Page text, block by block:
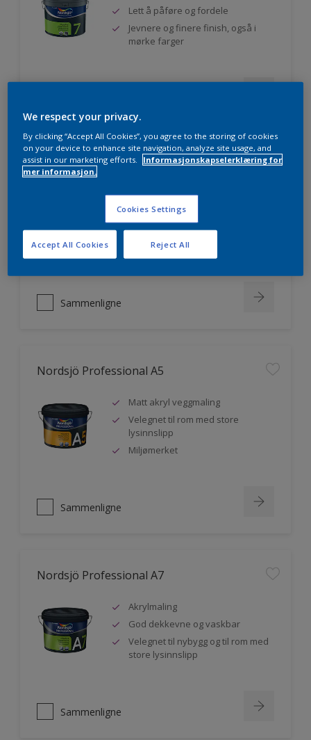
Lett å påføre og fordele
Jevnere og finere finish, også i
mørke farger
Nordsjö Professional 20
Veggmaling med god dekkevne
Utviklet av og for profesjonelle
malere
Miljømerket
Sammenligne
Nordsjö Professional A5
Matt akryl veggmaling
Velegnet til rom med store
lysinnslipp
Miljømerket
Sammenligne
Nordsjö Professional A7
Akrylmaling
God dekkevne og vaskbar
Velegnet til nybygg og til rom med
store lysinnslipp
Sammenligne
We respect your privacy.
By clicking “Accept All Cookies”, you agree to the storing of cookies
on your device to enhance site navigation, analyze site usage, and
assist in our marketing efforts.
Informasjonskapselerklæring for
mer informasjon.
Cookies Settings
Reject All
Accept All Cookies